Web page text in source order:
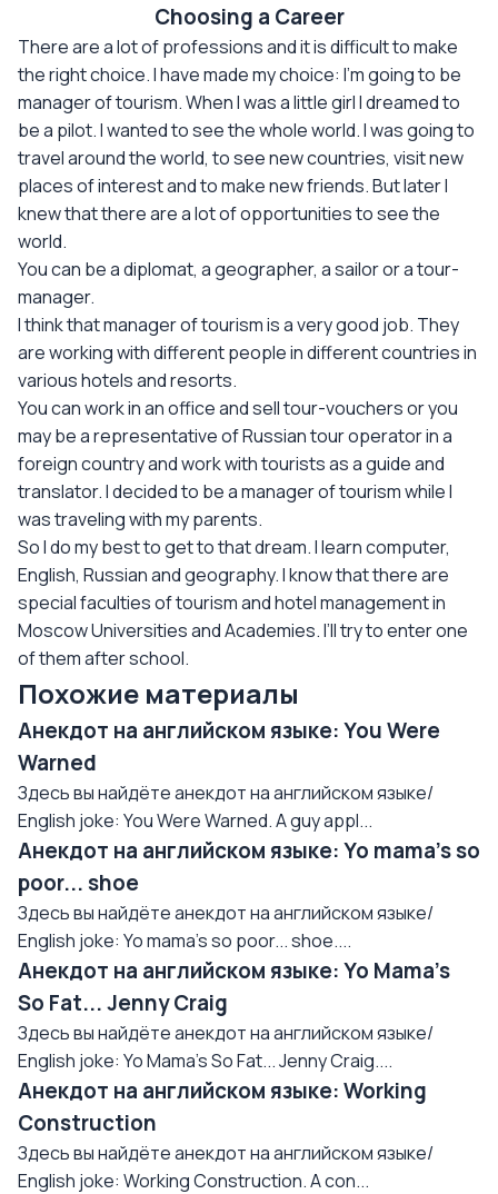
Choosing a Career
There are a lot of professions and it is difficult to make
the right choice. I have made my choice: I'm going to be
manager of tourism. When I was a little girl I dreamed to
be a pilot. I wanted to see the whole world. I was going to
travel around the world, to see new countries, visit new
places of interest and to make new friends. But later I
knew that there are a lot of opportunities to see the
world.
You can be a diplomat, a geographer, a sailor or a tour-
manager.
I think that manager of tourism is a very good job. They
are working with different people in different countries in
various hotels and resorts.
You can work in an office and sell tour-vouchers or you
may be a representative of Russian tour operator in a
foreign country and work with tourists as a guide and
translator. I decided to be a manager of tourism while I
was traveling with my parents.
So I do my best to get to that dream. I learn computer,
English, Russian and geography. I know that there are
special faculties of tourism and hotel management in
Moscow Universities and Academies. I’ll try to enter one
of them after school.
Похожие материалы
Анекдот на английском языке: You Were
Warned
Здесь вы найдёте анекдот на английском языке/
English joke: You Were Warned. A guy appl...
Анекдот на английском языке: Yo mama's so
poor... shoe
Здесь вы найдёте анекдот на английском языке/
English joke: Yo mama's so poor... shoe....
Анекдот на английском языке: Yo Mama's
So Fat... Jenny Craig
Здесь вы найдёте анекдот на английском языке/
English joke: Yo Mama's So Fat... Jenny Craig....
Анекдот на английском языке: Working
Construction
Здесь вы найдёте анекдот на английском языке/
English joke: Working Construction. A con...